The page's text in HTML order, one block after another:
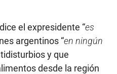
el expresidente “es
argentinos “en ningún
y que
desde la región